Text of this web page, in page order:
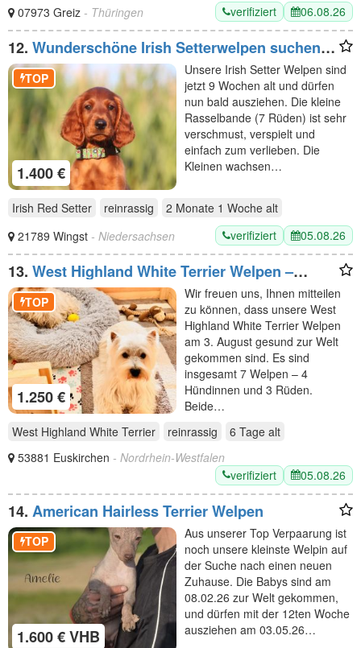
07973 Greiz - Thüringen verifiziert 06.08.26
12. Wunderschöne Irish Setterwelpen suchen
liebevolle Plätze
1.400 €
TOP
Unsere Irish Setter Welpen sind
jetzt 9 Wochen alt und dürfen
nun bald ausziehen. Die kleine
Rasselbande (7 Rüden) ist sehr
verschmust, verspielt und
einfach zum verlieben. Die
Kleinen wachsen…
Irish Red Setter reinrassig 2 Monate 1 Woche alt
21789 Wingst - Niedersachsen verifiziert 05.08.26
13. West Highland White Terrier Welpen –
Einmaliger Wurf erwartet
1.250 €
TOP
Wir freuen uns, Ihnen mitteilen
zu können, dass unsere West
Highland White Terrier Welpen
am 3. August gesund zur Welt
gekommen sind. Es sind
insgesamt 7 Welpen – 4
Hündinnen und 3 Rüden.
Beide…
West Highland White Terrier
reinrassig 6 Tage alt
53881 Euskirchen - Nordrhein-Westfalen
verifiziert
05.08.26
14. American Hairless Terrier Welpen
1.600 € VHB
TOP
Aus unserer Top Verpaarung ist
noch unsere kleinste Welpin auf
der Suche nach einen neuen
Zuhause. Die Babys sind am
08.02.26 zur Welt gekommen,
und dürfen mit der 12ten Woche
ausziehen am 03.05.26…